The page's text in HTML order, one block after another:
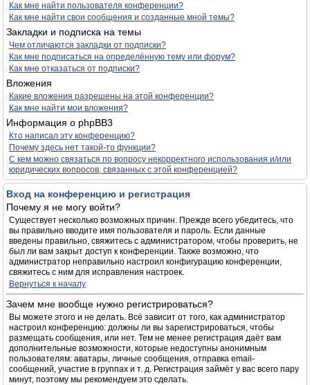
Как мне найти пользователя конференции?
Как мне найти свои сообщения и созданные мной темы?
Закладки и подписка на темы
Чем отличаются закладки от подписки?
Как мне подписаться на определённую тему или форум?
Как мне отказаться от подписки?
Вложения
Какие вложения разрешены на этой конференции?
Как мне найти мои вложения?
Информация о phpBB3
Кто написал эту конференцию?
Почему здесь нет такой-то функции?
С кем можно связаться по вопросу некорректного использования и/или
юридических вопросов, связанных с этой конференцией?
Вход на конференцию и регистрация
Почему я не могу войти?
Существует несколько возможных причин. Прежде всего убедитесь, что
вы правильно вводите имя пользователя и пароль. Если данные
введены правильно, свяжитесь с администратором, чтобы проверить, не
был ли вам закрыт доступ к конференции. Также возможно, что
администратор неправильно настроил конфигурацию конференции,
свяжитесь с ним для исправления настроек.
Вернуться к началу
Зачем мне вообще нужно регистрироваться?
Вы можете этого и не делать. Всё зависит от того, как администратор
настроил конференцию: должны ли вы зарегистрироваться, чтобы
размещать сообщения, или нет. Тем не менее регистрация даёт вам
дополнительные возможности, которые недоступны анонимным
пользователям: аватары, личные сообщения, отправка email-
сообщений, участие в группах и т. д. Регистрация займёт у вас всего пару
минут, поэтому мы рекомендуем это сделать.